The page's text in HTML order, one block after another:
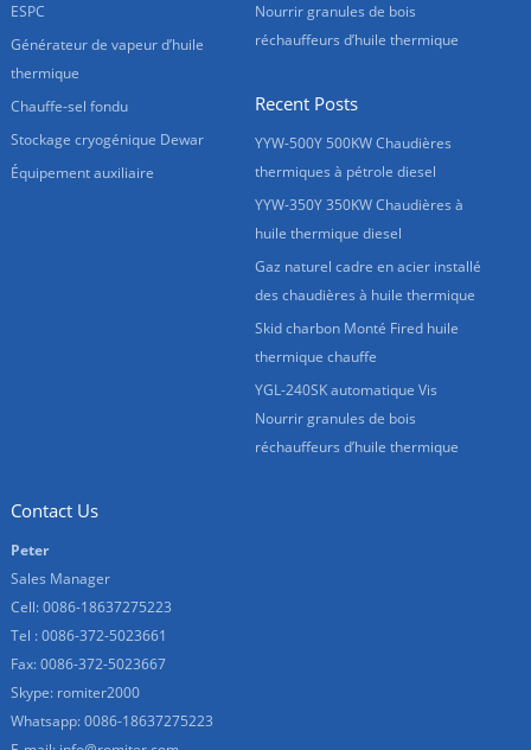
ESPC
Générateur de vapeur d’huile
thermique
Chauffe-sel fondu
Stockage cryogénique Dewar
Équipement auxiliaire
Nourrir granules de bois
réchauffeurs d’huile thermique
Recent Posts
YYW-500Y 500KW Chaudières
thermiques à pétrole diesel
YYW-350Y 350KW Chaudières à
huile thermique diesel
Gaz naturel cadre en acier installé
des chaudières à huile thermique
Skid charbon Monté Fired huile
thermique chauffe
YGL-240SK automatique Vis
Nourrir granules de bois
réchauffeurs d’huile thermique
Contact Us
Peter
Sales Manager
Cell: 0086-18637275223
Tel : 0086-372-5023661
Fax: 0086-372-5023667
Skype: romiter2000
Whatsapp:0086-18637275223